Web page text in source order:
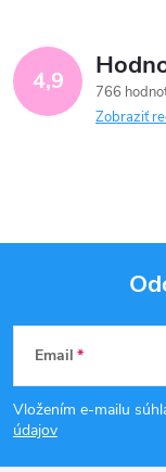
4,9
766
Zobraziť
Z
á
p
Email
Vložením e-mailu
údajov